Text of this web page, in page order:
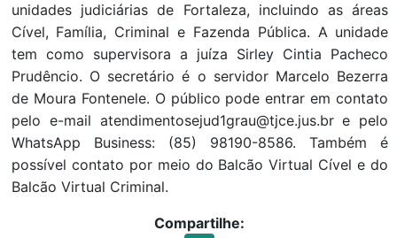
unidades judiciárias de Fortaleza, incluindo as áreas
Cível, Família, Criminal e Fazenda Pública. A unidade
tem como supervisora a juíza Sirley Cintia Pacheco
Prudêncio. O secretário é o servidor Marcelo Bezerra
de Moura Fontenele. O público pode entrar em contato
pelo e-mail atendimentosejud1grau@tjce.jus.br e pelo
WhatsApp Business: (85) 98190-8586. Também é
possível contato por meio do Balcão Virtual Cível e do
Balcão Virtual Criminal.
Compartilhe: